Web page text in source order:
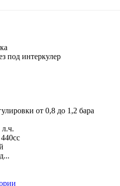
под интеркулер
от 0,8 до 1,2 бара
л.ч.